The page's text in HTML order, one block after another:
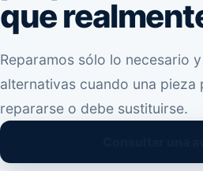
que
Reparamos sólo lo necesario
alternativas cuando una pieza
repararse o debe sustituirse.